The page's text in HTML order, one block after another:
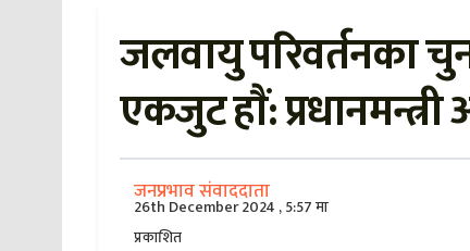
जलवायु परिवर्तनका
एकजुट हाैं:
जनप्रभाव संवाददाता
26th December 2024 , 5:57 मा
प्रकाशित